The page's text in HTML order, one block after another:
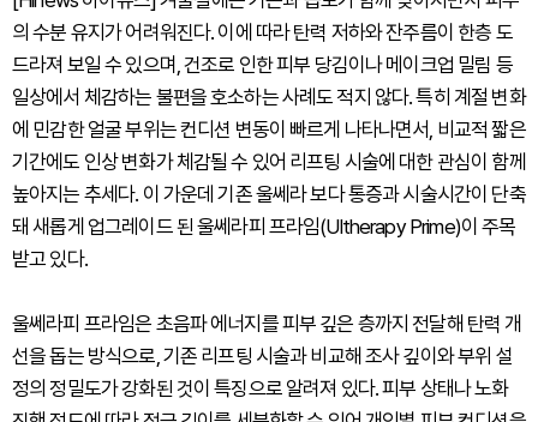
의 수분 유지가 어려워진다. 이에 따라 탄력 저하와 잔주름이 한층 도
드라져 보일 수 있으며, 건조로 인한 피부 당김이나 메이크업 밀림 등
일상에서 체감하는 불편을 호소하는 사례도 적지 않다. 특히 계절 변화
에 민감한 얼굴 부위는 컨디션 변동이 빠르게 나타나면서, 비교적 짧은
기간에도 인상 변화가 체감될 수 있어 리프팅 시술에 대한 관심이 함께
높아지는 추세다. 이 가운데 기존 울쎄라 보다 통증과 시술시간이 단축
돼 새롭게 업그레이드 된 울쎄라피 프라임(Ultherapy Prime)이 주목
받고 있다.
울쎄라피 프라임은 초음파 에너지를 피부 깊은 층까지 전달해 탄력 개
선을 돕는 방식으로, 기존 리프팅 시술과 비교해 조사 깊이와 부위 설
정의 정밀도가 강화된 것이 특징으로 알려져 있다. 피부 상태나 노화